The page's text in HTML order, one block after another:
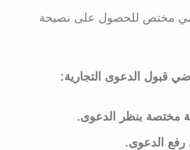
مختص للحصول على نصيحة
قبول الدعوى التجارية:
مختصة بنظر الدعوى.
رفع الدعوى.